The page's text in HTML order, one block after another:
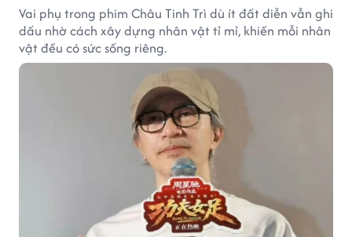
Vai phụ trong phim Châu Tinh Trì dù ít đất diễn vẫn ghi
dấu nhờ cách xây dựng nhân vật tỉ mỉ, khiến mỗi nhân
vật đều có sức sống riêng.